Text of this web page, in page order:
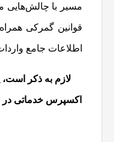
مسیر با چالش‌هایی
قوانین گمرکی
اطلاعات جامع
لازم به ذکر
اکسپرس خدماتی در